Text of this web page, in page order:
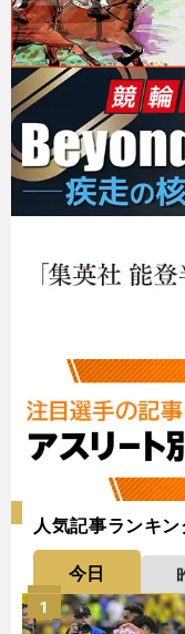
人気記事ランキン
今日
1